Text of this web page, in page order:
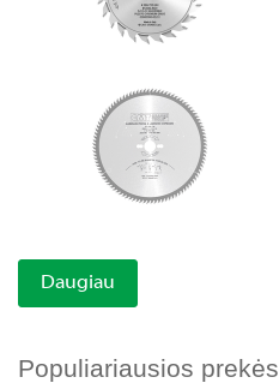
Daugiau
Populiariausios prekės